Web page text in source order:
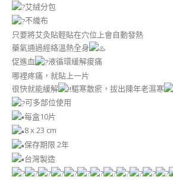
艾絨分包
不織布
只要將艾灸貼輕貼在穴位上會自動發熱
藥氣通過經絡溫熱全身
促進血
液循環緩解痠痛
哪裡疼痛，就貼上一片
很快就能緩解
驅寒散瘀，拔出陳年老濕寒
可多部位使用
每盒10片
8 x 23 cm
保存期限 2年
台灣製造